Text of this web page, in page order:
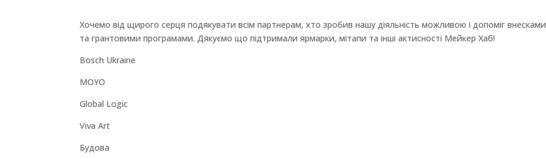
Хочемо від щирого серця подякувати всім партнерам, хто зробив нашу діяльність можливою і допоміг внесками
та грантовими програмами. Дякуємо що підтримали ярмарки, мітапи та інші актисності Мейкер Хаб!
Bosch Ukraine
MOYO
Global Logic
Viva Art
Будова